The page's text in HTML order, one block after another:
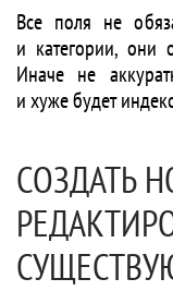
Все поля не
и категории, они
Иначе не
и хуже будет
СОЗДАТЬ